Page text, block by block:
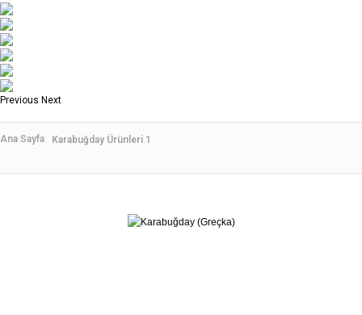
Previous Next
Ana Sayfa Karabuğday Ürünleri 1